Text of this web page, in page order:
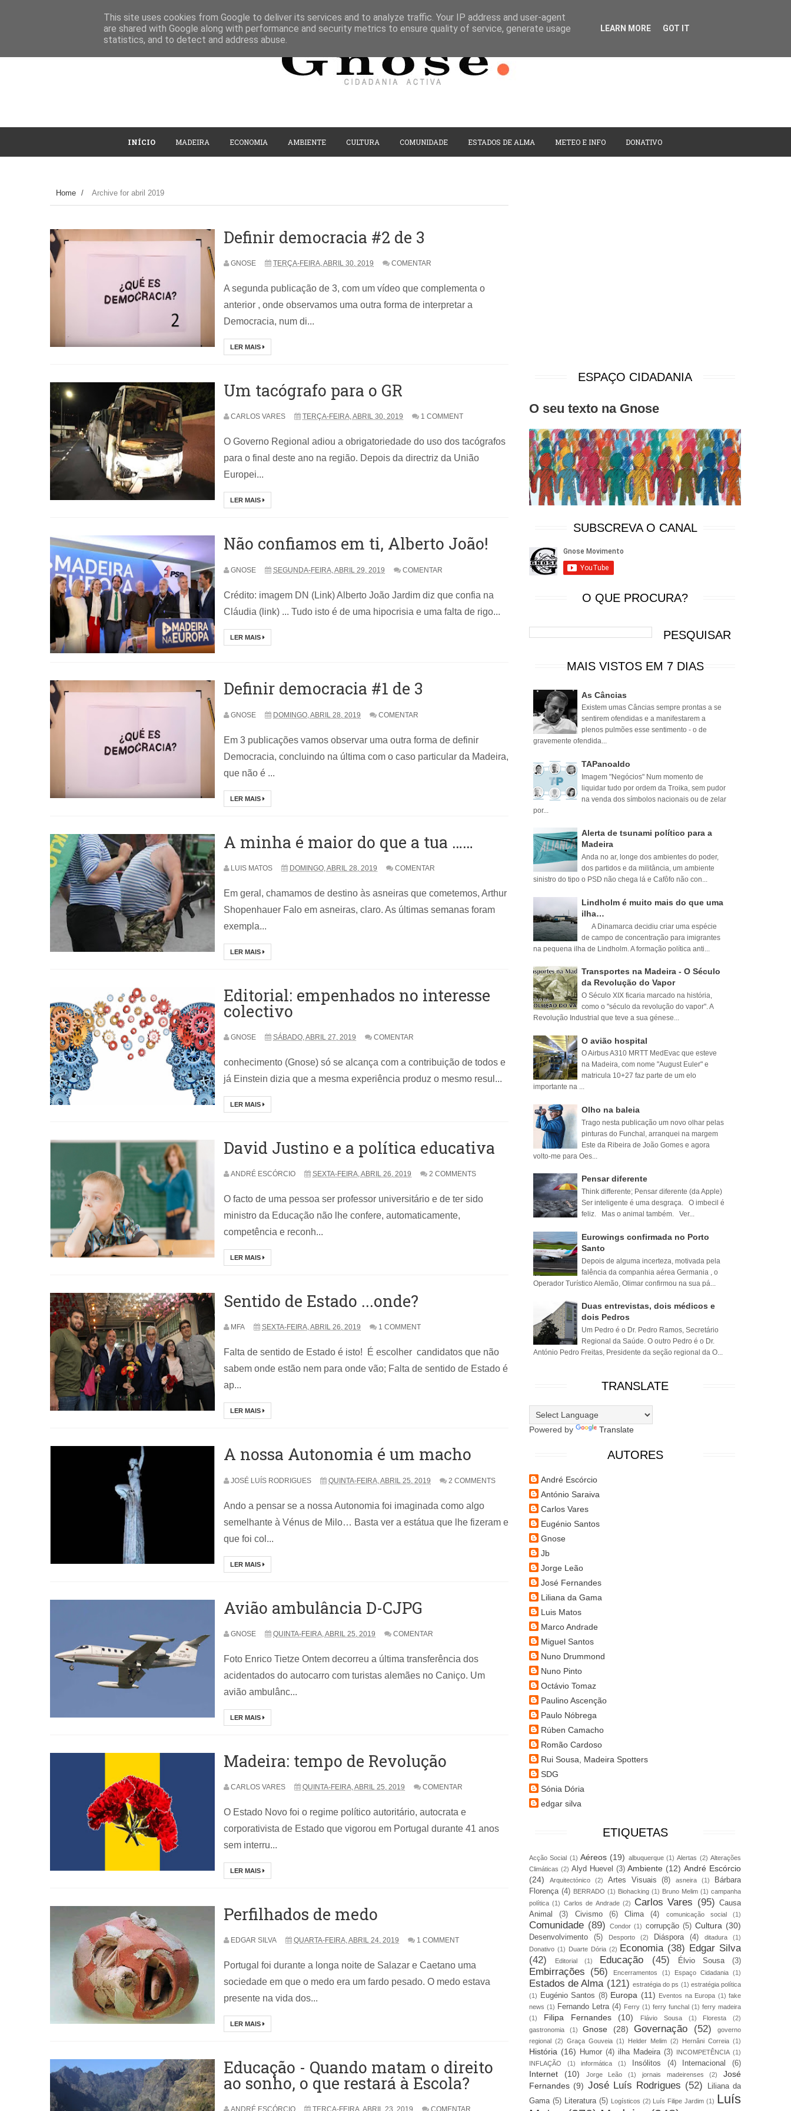
INÍCIO MADEIRA ECONOMIA AMBIENTE CULTURA COMUNIDADE ESTADOS DE ALMA METEO E INFO DONATIVO
Home / Archive for abril 2019
Definir democracia #2 de 3
GNOSE TERÇA-FEIRA, ABRIL 30, 2019 COMENTAR
A segunda publicação de 3, com um vídeo que complementa o
anterior , onde observamos uma outra forma de interpretar a
Democracia, num di...
LER MAIS
Um tacógrafo para o GR
CARLOS VARES TERÇA-FEIRA, ABRIL 30, 2019 1 COMMENT
O Governo Regional adiou a obrigatoriedade do uso dos tacógrafos
para o final deste ano na região. Depois da directriz da União
Europei...
LER MAIS
Não confiamos em ti, Alberto João!
GNOSE SEGUNDA-FEIRA, ABRIL 29, 2019 COMENTAR
Crédito: imagem DN (Link) Alberto João Jardim diz que confia na
Cláudia (link) ... Tudo isto é de uma hipocrisia e uma falta de rigo...
LER MAIS
Definir democracia #1 de 3
GNOSE DOMINGO, ABRIL 28, 2019 COMENTAR
Em 3 publicações vamos observar uma outra forma de definir
Democracia, concluindo na última com o caso particular da Madeira,
que não é ...
LER MAIS
A minha é maior do que a tua ……
LUIS MATOS DOMINGO, ABRIL 28, 2019 COMENTAR
Em geral, chamamos de destino às asneiras que cometemos, Arthur
Shopenhauer Falo em asneiras, claro. As últimas semanas foram
exempla...
LER MAIS
Editorial: empenhados no interesse
colectivo
GNOSE SÁBADO, ABRIL 27, 2019 COMENTAR
conhecimento (Gnose) só se alcança com a contribuição de todos e
já Einstein dizia que a mesma experiência produz o mesmo resul...
LER MAIS
David Justino e a política educativa
ANDRÉ ESCÓRCIO SEXTA-FEIRA, ABRIL 26, 2019 2 COMMENTS
O facto de uma pessoa ser professor universitário e de ter sido
ministro da Educação não lhe confere, automaticamente,
competência e reconh...
LER MAIS
Sentido de Estado ...onde?
MFA SEXTA-FEIRA, ABRIL 26, 2019 1 COMMENT
Falta de sentido de Estado é isto! É escolher candidatos que não
sabem onde estão nem para onde vão; Falta de sentido de Estado é
ap...
LER MAIS
A nossa Autonomia é um macho
JOSÉ LUÍS RODRIGUES QUINTA-FEIRA, ABRIL 25, 2019 2 COMMENTS
Ando a pensar se a nossa Autonomia foi imaginada como algo
semelhante à Vénus de Milo… Basta ver a estátua que lhe fizeram e
que foi col...
LER MAIS
Avião ambulância D-CJPG
GNOSE QUINTA-FEIRA, ABRIL 25, 2019 COMENTAR
Foto Enrico Tietze Ontem decorreu a última transferência dos
acidentados do autocarro com turistas alemães no Caniço. Um
avião ambulânc...
LER MAIS
Madeira: tempo de Revolução
CARLOS VARES QUINTA-FEIRA, ABRIL 25, 2019 COMENTAR
O Estado Novo foi o regime político autoritário, autocrata e
corporativista de Estado que vigorou em Portugal durante 41 anos
sem interru...
LER MAIS
Perfilhados de medo
EDGAR SILVA QUARTA-FEIRA, ABRIL 24, 2019 1 COMMENT
Portugal foi durante a longa noite de Salazar e Caetano uma
sociedade em que o medo era um fardo pesado. O medo estava
presente na vida dos...
LER MAIS
Educação - Quando matam o direito
ao sonho, o que restará à Escola?
ESPAÇO CIDADANIA
O seu texto na Gnose
SUBSCREVA O CANAL
O QUE PROCURA?
MAIS VISTOS EM 7 DIAS
As Câncias
Existem umas Câncias sempre prontas a se
sentirem ofendidas e a manifestarem a
plenos pulmões esse sentimento - o de
gravemente ofendida...
TAPanoaldo
Imagem "Negócios" Num momento de
liquidar tudo por ordem da Troika, sem pudor
na venda dos símbolos nacionais ou de zelar
por...
Alerta de tsunami político para a
Madeira
Anda no ar, longe dos ambientes do poder,
dos partidos e da militância, um ambiente
sinistro do tipo o PSD não chega lá e Cafôfo não con...
Lindholm é muito mais do que uma
ilha…
A Dinamarca decidiu criar uma espécie
de campo de concentração para imigrantes
na pequena ilha de Lindholm. A formação política anti...
Transportes na Madeira - O Século
da Revolução do Vapor
O Século XIX ficaria marcado na história,
como o "século da revolução do vapor". A
Revolução Industrial que teve a sua génese...
O avião hospital
O Airbus A310 MRTT MedEvac que esteve
na Madeira, com nome "August Euler" e
matricula 10+27 faz parte de um elo
importante na ...
Olho na baleia
Trago nesta publicação um novo olhar pelas
pinturas do Funchal, arranquei na margem
Este da Ribeira de João Gomes e agora
volto-me para Oes...
Pensar diferente
Think differente; Pensar diferente (da Apple)
Ser inteligente é uma desgraça. O imbecil é
feliz. Mas o animal também. Ver...
Eurowings confirmada no Porto
Santo
Depois de alguma incerteza, motivada pela
falência da companhia aérea Germania , o
Operador Turístico Alemão, Olimar confirmou na sua pá...
Duas entrevistas, dois médicos e
dois Pedros
Um Pedro é o Dr. Pedro Ramos, Secretário
Regional da Saúde. O outro Pedro é o Dr.
António Pedro Freitas, Presidente da seção regional da O...
TRANSLATE
Powered by Translate
AUTORES
André Escórcio
António Saraiva
Carlos Vares
Eugénio Santos
Gnose
Jb
Jorge Leão
José Fernandes
Liliana da Gama
Luis Matos
Marco Andrade
Miguel Santos
Nuno Drummond
Nuno Pinto
Octávio Tomaz
Paulino Ascenção
Paulo Nóbrega
Rúben Camacho
Romão Cardoso
Rui Sousa, Madeira Spotters
SDG
Sónia Dória
edgar silva
ETIQUETAS
Acção Social (1) Aéreos (19) albuquerque (1) Alertas (2) Alterações
Climáticas (2) Alyd Huevel (3) Ambiente (12) André Escórcio
(24)
Arquitectónico (2) Artes Visuais (8) asneira (1)
Bárbara
Florença (4) BERRADO (1) Biohacking (1) Bruno Melim (1) campanha
política (1) Carlos de Andrade (2) Carlos Vares (95) Causa
Animal
(3) Civismo (6) Clima (4) comunicação social (1)
Comunidade (89) Condor (1) corrupção (5) Cultura (30)
Desenvolvimento (5) Desporto (2) Diáspora (4) ditadura
(1)
Donativo (1) Duarte Dória (2) Economia (38) Edgar Silva
(42)
Editorial (1) Educação (45) Élvio Sousa (3)
Embirrações (56) Encerramentos (1) Espaço Cidadania (1)
Estados de Alma (121) estratégia do ps (1) estratégia política
(1)
Eugénio Santos (8) Europa (11) Eventos na Europa (1) fake
news (1) Fernando Letra (4) Ferry (1) ferry funchal (1) ferry madeira
(1)
Filipa Fernandes (10) Flávio Sousa (1) Floresta
(2)
gastronomia
(1) Gnose (28) Governação (52)
governo
regional (2) Graça Gouveia (1) Helder Melim (2) Hernâni Correia (1)
História (16) Humor (4) ilha Madeira (3) INCOMPETÊNCIA (1)
INFLAÇÃO
(1) informática (1) Insólitos (4) Internacional (6)
Internet (10) Jorge Leão (1) jornais madeirenses (2)
José
Fernandes (9) José Luís Rodrigues (52)
Liliana da
Gama (5) Literatura (5) Logísticos (2) Luís Filipe Jardim (1) Luís
This site uses cookies from Google to deliver its services and to analyze traffic. Your IP address and user-agent
are shared with Google along with performance and security metrics to ensure quality of service, generate usage
statistics, and to detect and address abuse.
LEARN MORE GOT IT